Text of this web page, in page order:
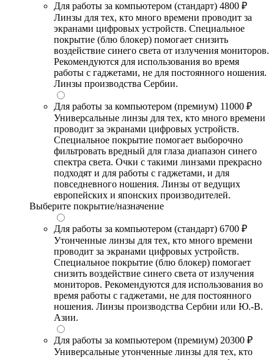
Для работы за компьютером (стандарт) 4800 ₽
Линзы для тех, кто много времени проводит за
экранами цифровых устройств. Специальное
покрытие (блю блокер) помогает снизить
воздействие синего света от излучения мониторов.
Рекомендуются для использования во время
работы с гаджетами, не для постоянного ношения.
Линзы производства Сербии.
Для работы за компьютером (премиум) 11000 ₽
Универсальные линзы для тех, кто много времени
проводит за экранами цифровых устройств.
Специальное покрытие помогает выборочно
фильтровать вредный для глаза диапазон синего
спектра света. Очки с такими линзами прекрасно
подходят и для работы с гаджетами, и для
повседневного ношения. Линзы от ведущих
европейских и японских производителей.
Выберите покрытие/назначение
Для работы за компьютером (стандарт) 6700 ₽
Утонченные линзы для тех, кто много времени
проводит за экранами цифровых устройств.
Специальное покрытие (блю блокер) помогает
снизить воздействие синего света от излучения
мониторов. Рекомендуются для использования во
время работы с гаджетами, не для постоянного
ношения. Линзы производства Сербии или Ю.-В.
Азии.
Для работы за компьютером (премиум) 20300 ₽
Универсальные утонченные линзы для тех, кто